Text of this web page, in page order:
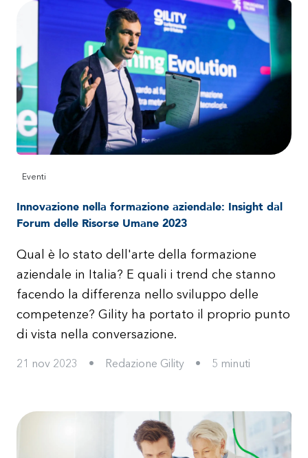
Eventi
Innovazione nella formazione aziendale: Insight dal
Forum delle Risorse Umane 2023
Qual è lo stato dell'arte della formazione
aziendale in Italia? E quali i trend che stanno
facendo la differenza nello sviluppo delle
competenze? Gility ha portato il proprio punto
di vista nella conversazione.
21 nov 2023 • Redazione Gility • 5 minuti